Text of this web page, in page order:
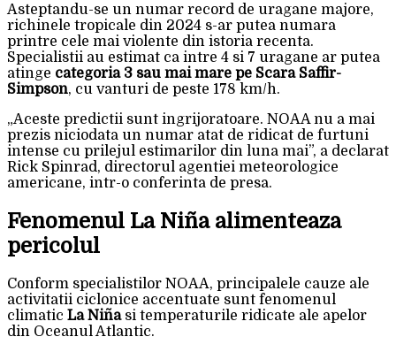
Asteptandu-se un numar record de uragane majore,
richinele tropicale din 2024 s-ar putea numara
printre cele mai violente din istoria recenta.
Specialistii au estimat ca intre 4 si 7 uragane ar putea
atinge categoria 3 sau mai mare pe Scara Saffir-
Simpson, cu vanturi de peste 178 km/h.
„Aceste predictii sunt ingrijoratoare. NOAA nu a mai
prezis niciodata un numar atat de ridicat de furtuni
intense cu prilejul estimarilor din luna mai”, a declarat
Rick Spinrad, directorul agentiei meteorologice
americane, intr-o conferinta de presa.
Fenomenul La Niña alimenteaza
pericolul
Conform specialistilor NOAA, principalele cauze ale
activitatii ciclonice accentuate sunt fenomenul
climatic La Niñasi temperaturile ridicate ale apelor
din Oceanul Atlantic.